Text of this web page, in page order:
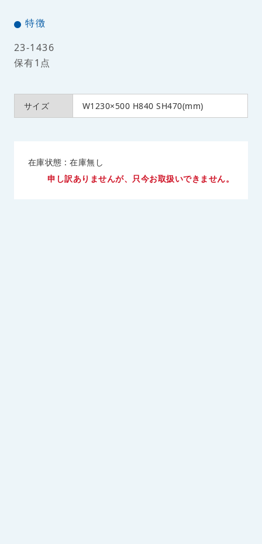
特徴
23-1436
保有1点
サイズ W1230×500 H840 SH470(mm)
在庫状態 : 在庫無し
申し訳ありませんが、只今お取扱いできません。